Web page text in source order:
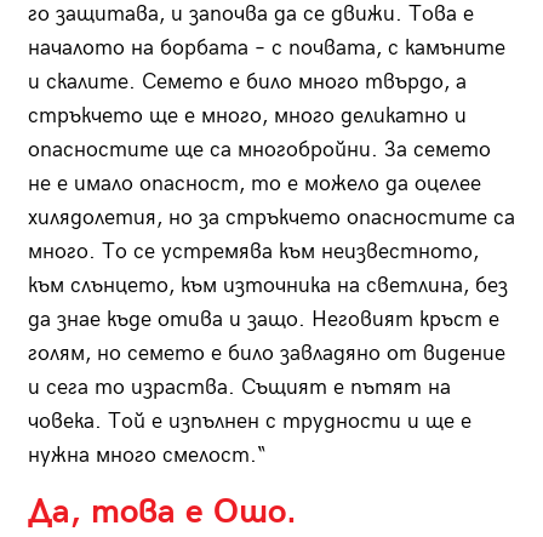
го защитава, и започва да се движи. Това е
началото на борбата – с почвата, с камъните
и скалите. Семето е било много твърдо, а
стръкчето ще е много, много деликатно и
опасностите ще са многобройни. За семето
не е имало опасност, то е можело да оцелее
хилядолетия, но за стръкчето опасностите са
много. То се устремява към неизвестното,
към слънцето, към източника на светлина, без
да знае къде отива и защо. Неговият кръст е
голям, но семето е било завладяно от видение
и сега то израства. Същият е пътят на
човека. Той е изпълнен с трудности и ще е
нужна много смелост.“
Да, това е Ошо.